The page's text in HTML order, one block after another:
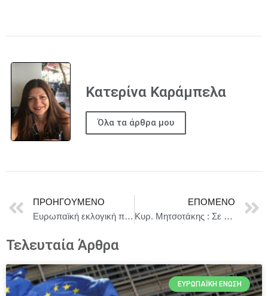
Κατερίνα Καράμπελα
Όλα τα άρθρα μου
ΠΡΟΗΓΟΎΜΕΝΟ
Ευρωπαϊκή εκλογική πράξη: Το Συμβούλιο δίνει το οριστικό πράσινο φως στην ψήφο με πληρεξούσιο για τους ευρωβουλευτές κατά τη διάρκεια της εγκυμοσύνης και μετά τον τοκετό
ΕΠΌΜΕΝΟ
Κυρ. Μητσοτάκης : Σε συνεννόηση με το Υπουργείο Οικονομικών, θα παρατείνουμε την επιδότηση του diesel στο δίκτυο με 15 λεπτά.
Τελευταία Άρθρα
ΕΥΡΩΠΑΪΚΉ ΈΝΩΣΗ